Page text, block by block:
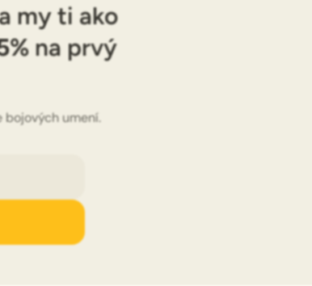
my ti ako
na prvý
umení.